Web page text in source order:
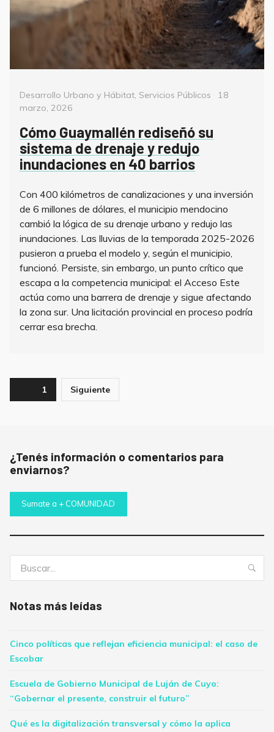
Categorías
Desarrollo Urbano y Hábitat, Servicios Públicos
Posted
18
marzo, 2026
Cómo Guaymallén rediseñó su
sistema de drenaje y redujo
inundaciones en 40 barrios
Con 400 kilómetros de canalizaciones y una inversión
de 6 millones de dólares, el municipio mendocino
cambió la lógica de su drenaje urbano y redujo las
inundaciones. Las lluvias de la temporada 2025-2026
pusieron a prueba el modelo y, según el municipio,
funcionó. Persiste, sin embargo, un punto crítico que
escapa a la competencia municipal: el Acceso Este
actúa como una barrera de drenaje y sigue afectando
la zona sur. Una licitación provincial en proceso podría
cerrar esa brecha.
Paginación
de
1 Siguiente
¿Tenés información o comentarios para
enviarnos?
Sumate a + COMUNIDAD
Notas más leídas
Cinco políticas que reflejan eficiencia municipal: el caso de
Escobar
Escuela de Gobierno Municipal de Luján de Cuyo:
“Gobernar el presente, construir el futuro”
Qué es la digitalización transversal y cómo la aplica